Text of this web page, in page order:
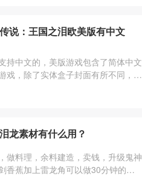
说：王国之泪欧美版有中文
持中文的，美版游戏包含了简体中文
戏，除了实体盒子封面有所不同，游
龙素材有什么用？
做料理，余料建造，卖钱，升级鬼神
香蕉加上雷龙角可以做30分钟的三